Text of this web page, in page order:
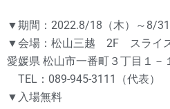
▼期間：2022.8/18（木）～8/31
▼会場：松山三越 2F スライ
愛媛県 松山市一番町３丁目１－
TEL：089-945-3111（代表）
▼入場無料